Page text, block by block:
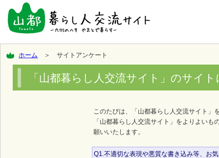
ホーム ＞ サイトアンケート
「山都暮らし人交流サイト」のサイ
このたびは、「山都暮らし人交流サイト」
「山都暮らし人交流サイト」をよりよい
願いいたします。
Q1.不適切な表現や悪質な書き込み等、お